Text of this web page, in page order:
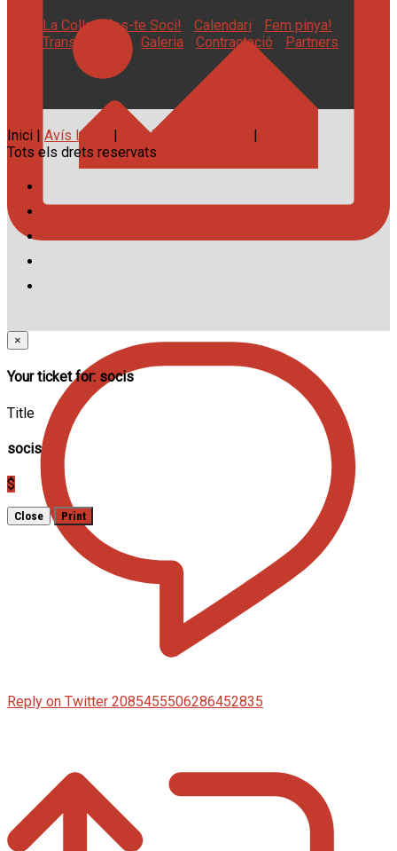
Reply on Twitter 2085455506286452835
La Colla Fes-te Soci! Calendari
Fem pinya!
Transparència
Galeria Contractació Partners
Inici | Avís Legal | Política de Privacitat |
Tots els drets reservats
×
Your ticket for: socis
Title
socis
$
Close Print